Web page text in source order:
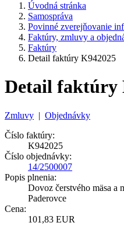
Úvodná stránka
Samospráva
Povinné zverejňovanie
Faktúry, zmluvy a
Faktúry
Detail faktúry K942025
Detail faktúry
Zmluvy | Objednávky
Číslo faktúry:
K942025
Číslo objednávky:
14/2500007
Popis plnenia:
Dovoz čerstvého mäsa a
Paderovce
Cena:
101,83 EUR